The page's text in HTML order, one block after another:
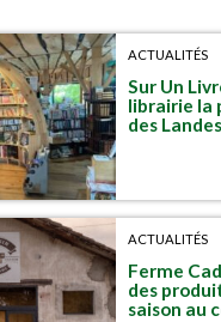
ACTUALITÉS
Sur Un
librairie la
des Landes
ACTUALITÉS
Ferme
des
saison au